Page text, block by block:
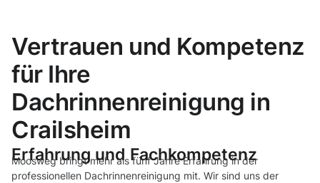
Vertrauen und Kompetenz
für Ihre
Dachrinnenreinigung in
Crailsheim
Erfahrung und Fachkompetenz
Moosweg bringt mehr als fünf Jahre Erfahrung in der
professionellen Dachrinnenreinigung mit. Wir sind uns der